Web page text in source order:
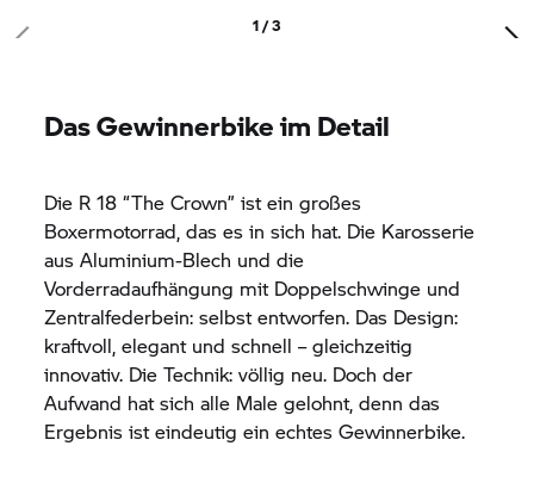
1 / 3
Das Gewinnerbike im Detail
Die R 18 “The Crown” ist ein großes
Boxermotorrad, das es in sich hat. Die Karosserie
aus Aluminium-Blech und die
Vorderradaufhängung mit Doppelschwinge und
Zentralfederbein: selbst entworfen. Das Design:
kraftvoll, elegant und schnell – gleichzeitig
innovativ. Die Technik: völlig neu. Doch der
Aufwand hat sich alle Male gelohnt, denn das
Ergebnis ist eindeutig ein echtes Gewinnerbike.